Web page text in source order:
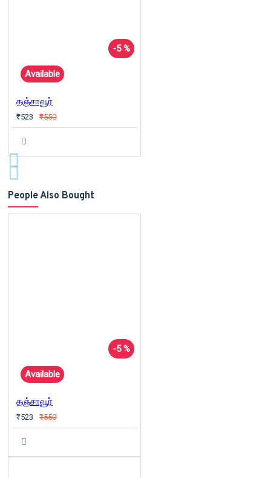
-5 %
Available
தஞ்சாவூர்
₹523 ₹550
People Also Bought
-5 %
Available
தஞ்சாவூர்
₹523 ₹550